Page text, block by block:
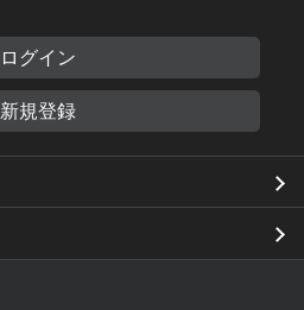
ログイン
新規登録